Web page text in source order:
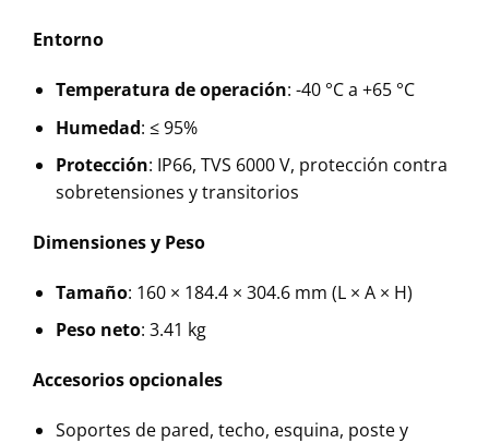
Entorno
Temperatura de operación: -40 °C a +65 °C
Humedad: ≤ 95%
Protección: IP66, TVS 6000 V, protección contra
sobretensiones y transitorios
Dimensiones y Peso
Tamaño: 160 × 184.4 × 304.6 mm (L × A × H)
Peso neto: 3.41 kg
Accesorios opcionales
Soportes de pared, techo, esquina, poste y